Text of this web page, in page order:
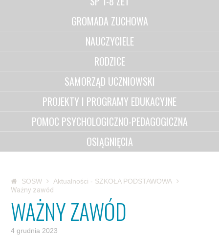
GROMADA ZUCHOWA
NAUCZYCIELE
RODZICE
SAMORZĄD UCZNIOWSKI
PROJEKTY I PROGRAMY EDUKACYJNE
POMOC PSYCHOLOGICZNO-PEDAGOGICZNA
OSIĄGNIĘCIA
SOSW
Aktualności - SZKOŁA PODSTAWOWA
Ważny zawód
WAŻNY ZAWÓD
4 grudnia 2023